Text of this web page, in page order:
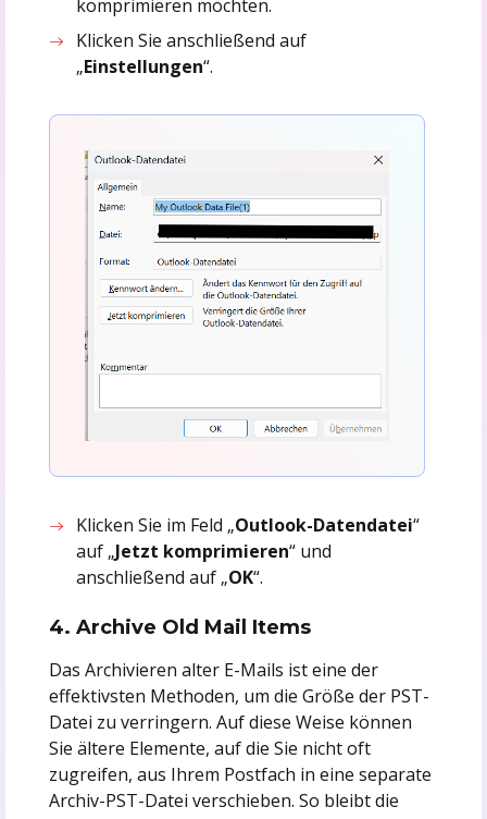
komprimieren möchten.
Klicken Sie anschließend auf
„Einstellungen“.
Klicken Sie im Feld „Outlook-Datendatei“
auf „Jetzt komprimieren“ und
anschließend auf „OK“.
4. Archive Old Mail Items
Das Archivieren alter E-Mails ist eine der
effektivsten Methoden, um die Größe der PST-
Datei zu verringern. Auf diese Weise können
Sie ältere Elemente, auf die Sie nicht oft
zugreifen, aus Ihrem Postfach in eine separate
Archiv-PST-Datei verschieben. So bleibt die